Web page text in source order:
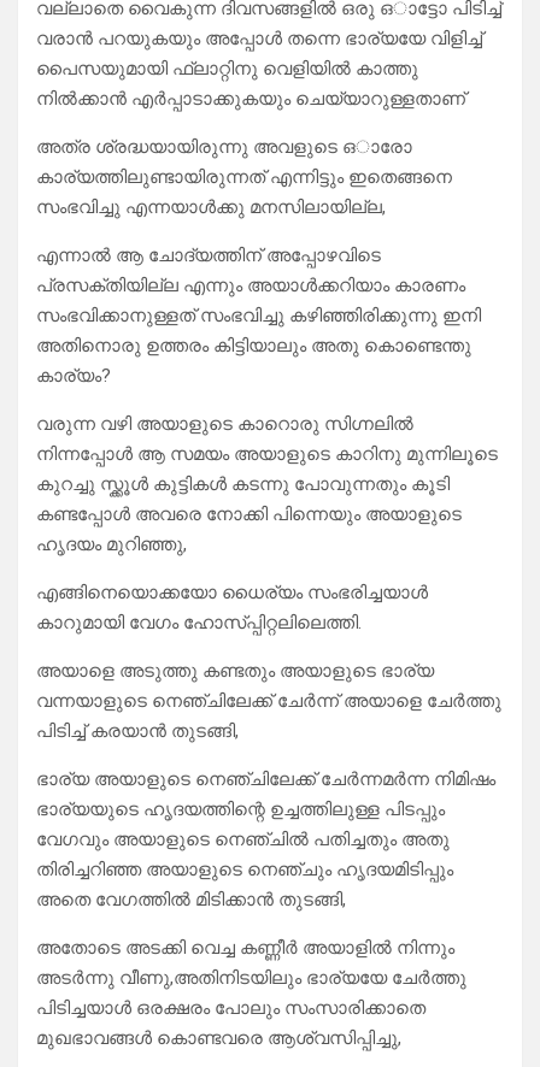
വല്ലാതെ വൈകുന്ന ദിവസങ്ങളിൽ ഒരു ഒാട്ടോ പിടിച്ച്
വരാൻ പറയുകയും അപ്പോൾ തന്നെ ഭാര്യയേ വിളിച്ച്
പൈസയുമായി ഫ്ലാറ്റിനു വെളിയിൽ കാത്തു
നിൽക്കാൻ എർപ്പാടാക്കുകയും ചെയ്യാറുള്ളതാണ്
അത്ര ശ്രദ്ധയായിരുന്നു അവളുടെ ഒാരോ
കാര്യത്തിലുണ്ടായിരുന്നത് എന്നിട്ടും ഇതെങ്ങനെ
സംഭവിച്ചു എന്നയാൾക്കു മനസിലായില്ല,
എന്നാൽ ആ ചോദ്യത്തിന് അപ്പോഴവിടെ
പ്രസക്തിയില്ല എന്നും അയാൾക്കറിയാം കാരണം
സംഭവിക്കാനുള്ളത് സംഭവിച്ചു കഴിഞ്ഞിരിക്കുന്നു ഇനി
അതിനൊരു ഉത്തരം കിട്ടിയാലും അതു കൊണ്ടെന്തു
കാര്യം?
വരുന്ന വഴി അയാളുടെ കാറൊരു സിഗ്നലിൽ
നിന്നപ്പോൾ ആ സമയം അയാളുടെ കാറിനു മുന്നിലൂടെ
കുറച്ചു സ്ക്കൂൾ കുട്ടികൾ കടന്നു പോവുന്നതും കൂടി
കണ്ടപ്പോൾ അവരെ നോക്കി പിന്നെയും അയാളുടെ
ഹൃദയം മുറിഞ്ഞു,
എങ്ങിനെയൊക്കയോ ധൈര്യം സംഭരിച്ചയാൾ
കാറുമായി വേഗം ഹോസ്പ്പിറ്റലിലെത്തി.
അയാളെ അടുത്തു കണ്ടതും അയാളുടെ ഭാര്യ
വന്നയാളുടെ നെഞ്ചിലേക്ക് ചേർന്ന് അയാളെ ചേർത്തു
പിടിച്ച് കരയാൻ തുടങ്ങി,
ഭാര്യ അയാളുടെ നെഞ്ചിലേക്ക് ചേർന്നമർന്ന നിമിഷം
ഭാര്യയുടെ ഹൃദയത്തിന്റെ ഉച്ചത്തിലുള്ള പിടപ്പും
വേഗവും അയാളുടെ നെഞ്ചിൽ പതിച്ചതും അതു
തിരിച്ചറിഞ്ഞ അയാളുടെ നെഞ്ചും ഹൃദയമിടിപ്പും
അതെ വേഗത്തിൽ മിടിക്കാൻ തുടങ്ങി,
അതോടെ അടക്കി വെച്ച കണ്ണീർ അയാളിൽ നിന്നും
അടർന്നു വീണു,അതിനിടയിലും ഭാര്യയേ ചേർത്തു
പിടിച്ചയാൾ ഒരക്ഷരം പോലും സംസാരിക്കാതെ
മുഖഭാവങ്ങൾ കൊണ്ടവരെ ആശ്വസിപ്പിച്ചു,